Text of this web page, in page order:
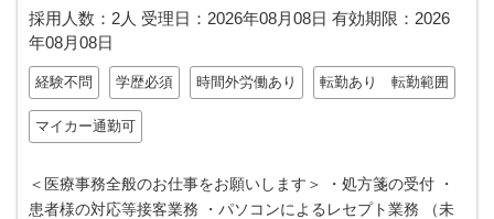
採用人数：2人 受理日： 2026年08月08日 有効期限： 2026
年08月08日
経験不問 学歴必須 時間外労働あり 転勤あり 転勤範囲
マイカー通勤可
＜医療事務全般のお仕事をお願いします＞ ・処方箋の受付 ・
患者様の対応等接客業務 ・パソコンによるレセプト業務 （未